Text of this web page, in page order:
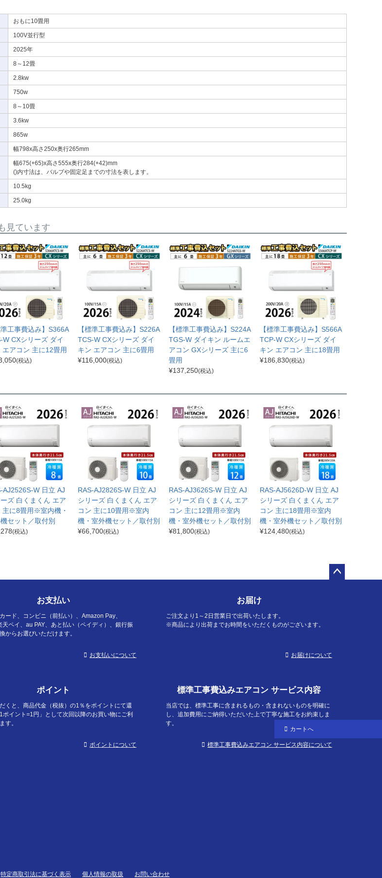
カートへ
おもに10畳用
100V並行型
2025年
8～12畳
2.8kw
750w
8～10畳
3.6kw
865w
幅798x高さ250x奥行265mm
幅675(+65)x高さ555x奥行284(+42)mm
()内寸法は、バルブや固定足までの寸法を表します。
10.5kg
25.0kg
見ています
準工事費込み】S366A
W CXシリーズ ダイ
エアコン 主に12畳用
(税込)
【標準工事費込み】S226A
TCS-W CXシリーズ ダイ
キン エアコン 主に6畳用
¥116,000(税込)
【標準工事費込み】S224A
TGS-W ダイキン ルームエ
アコン GXシリーズ 主に6
畳用
¥137,250(税込)
【標準工事費込み】S566A
TCP-W CXシリーズ ダイ
キン エアコン 主に18畳用
¥186,830(税込)
AJ2526S-W 日立 AJ
ズ 白くまくん エア
主に8畳用※室内機・
セット／取付別
(税込)
RAS-AJ2826S-W 日立 AJ
シリーズ 白くまくん エア
コン 主に10畳用※室内
機・室外機セット／取付別
¥66,700(税込)
RAS-AJ3626S-W 日立 AJ
シリーズ 白くまくん エア
コン 主に12畳用※室内
機・室外機セット／取付別
¥81,800(税込)
RAS-AJ5626D-W 日立 AJ
シリーズ 白くまくん エア
コン 主に18畳用※室内
機・室外機セット／取付別
¥124,480(税込)
お支払い
ード、コンビニ（前払い）、Amazon Pay、
天ペイ、au PAY、あと払い（ペイディ）、銀行振
からお選びいただけます。
お支払いについて
お届け
ご注文より1～2日営業日で出荷いたします。
※商品により出荷までお時間をいただくものがございます。
お届けについて
ポイント
くと、商品代金（税抜）の1％をポイントにて還
ポイント=1円」として次回以降のお買い物にご利
す。
ポイントについて
標準工事費込みエアコン サービス内容
当店では、標準工事に含まれるもの・含まれないものを明確に
し、追加費用にご納得いただいた上で丁寧な施工をお約束しま
す。
標準工事費込みエアコン サービス内容について
特定商取引法に基づく表示 個人情報の取扱 お問い合わせ